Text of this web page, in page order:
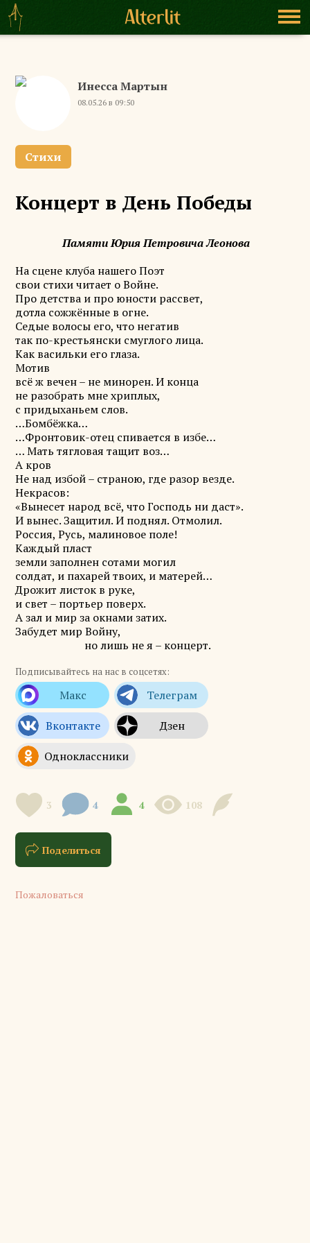
Инесса Мартын
08.05.26 в 09:50
Стихи
Концерт в День Победы
Памяти Юрия Петровича Леонова
На сцене клуба нашего Поэт
свои стихи читает о Войне.
Про детства и про юности рассвет,
дотла сожжённые в огне.
Седые волосы его, что негатив
так по-крестьянски смуглого лица.
Как васильки его глаза.
Мотив
всё ж вечен – не минорен. И конца
не разобрать мне хриплых,
с придыханьем слов.
…Бомбёжка…
…Фронтовик-отец спивается в избе…
… Мать тягловая тащит воз…
А кров
Не над избой – страною, где разор везде.
Некрасов:
«Вынесет народ всё, что Господь ни даст».
И вынес. Защитил. И поднял. Отмолил.
Россия, Русь, малиновое поле!
Каждый пласт
земли заполнен сотами могил
солдат, и пахарей твоих, и матерей…
Дрожит листок в руке,
и свет – портьер поверх.
А зал и мир за окнами затих.
Забудет мир Войну,
но лишь не я – концерт.
Подписывайтесь на нас в соцсетях:
3 4 4 108
Поделиться
Пожаловаться